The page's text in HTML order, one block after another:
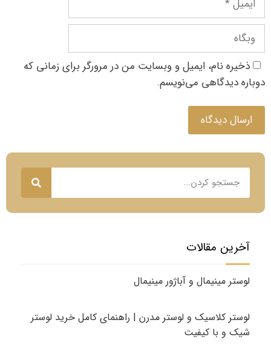
آخرین مقالات
لوستر مینیمال و آباژور مینیمال
لوستر کلاسیک و لوستر مدرن | راهنمای کامل خرید لوستر
شیک و با کیفیت
ذخیره نام، ایمیل و وبسایت من در مرورگر برای زمانی که
دوباره دیدگاهی می‌نویسم.